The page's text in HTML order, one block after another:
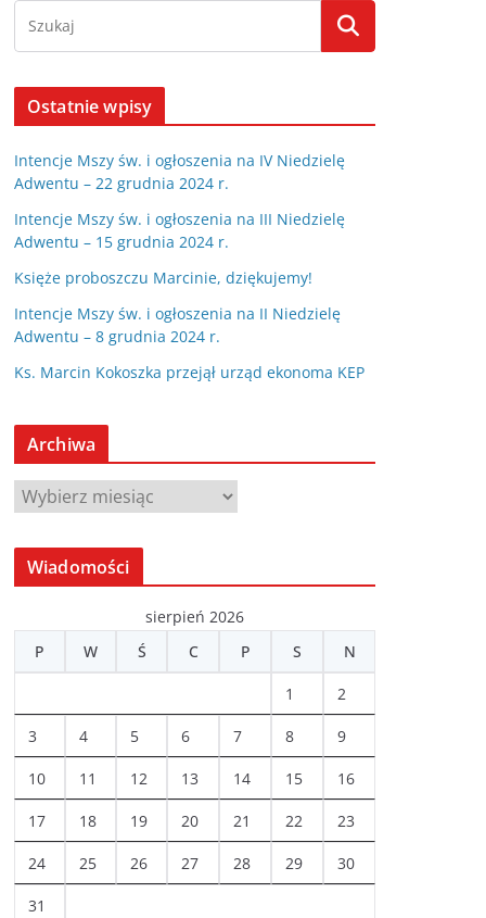
Ostatnie wpisy
Intencje Mszy św. i ogłoszenia na IV Niedzielę
Adwentu – 22 grudnia 2024 r.
Intencje Mszy św. i ogłoszenia na III Niedzielę
Adwentu – 15 grudnia 2024 r.
Księże proboszczu Marcinie, dziękujemy!
Intencje Mszy św. i ogłoszenia na II Niedzielę
Adwentu – 8 grudnia 2024 r.
Ks. Marcin Kokoszka przejął urząd ekonoma KEP
Archiwa
A
r
c
w
Wiadomości
sierpień 2026
P
W Ś C P S N
1 2
3 4 5 6 7 8 9
10 11 12 13 14 15 16
17 18 19 20 21 22 23
24 25 26 27 28 29 30
31